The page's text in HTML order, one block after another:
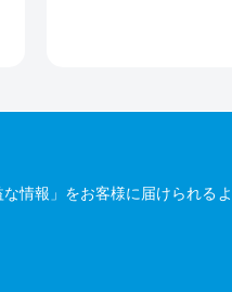
情報」をお客様に届けられるよ